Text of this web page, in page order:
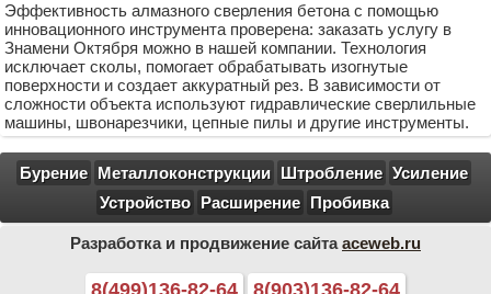
Эффективность алмазного сверления бетона с помощью
инновационного инструмента проверена: заказать услугу в
Знамени Октября можно в нашей компании. Технология
исключает сколы, помогает обрабатывать изогнутые
поверхности и создает аккуратный рез. В зависимости от
сложности объекта используют гидравлические сверлильные
машины, швонарезчики, цепные пилы и другие инструменты.
Бурение Металлоконструкции Штробление Усиление
Устройство
Расширение Пробивка
Разработка и продвижение сайтаaceweb.ru
8(499)136-82-64 8(903)136-82-64